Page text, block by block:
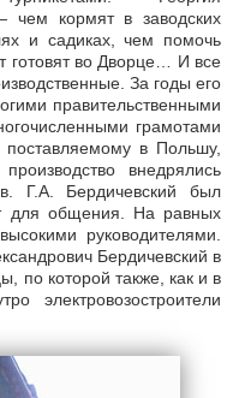
чем кормят в заводских
и садиках, чем помочь
во Дворце… И все
За годы его
правительственными
грамотами
в Польшу,
внедрялись
Г.А. Бердичевский был
для общения. На равных
руководителями.
Бердичевский в
по которой также, как и в
электровозостроители